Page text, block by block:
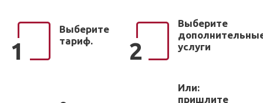
1
Выберите
тариф.
2
Выберите
услуги
Или:
пришлите